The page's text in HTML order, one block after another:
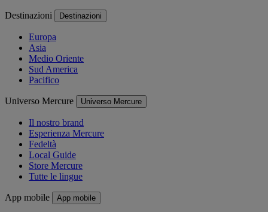
Destinazioni Destinazioni
Europa
Asia
Medio Oriente
Sud America
Pacifico
Universo Mercure Universo Mercure
Il nostro brand
Esperienza Mercure
Fedeltà
Local Guide
Store Mercure
Tutte le lingue
App mobile App mobile